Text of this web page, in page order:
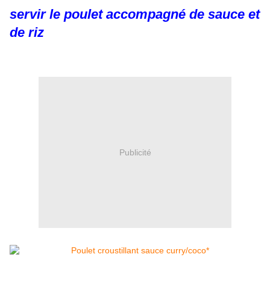
servir le poulet accompagné de sauce et
de riz
Publicité